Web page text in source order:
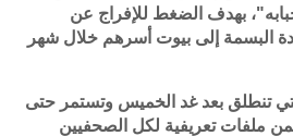
بهدف الضغط للإفراج عن
البسمة إلى بيوت أسرهم خلال شهر
تنطلق بعد غد الخميس وتستمر حتى
ملفات تعريفية لكل الصحفيين